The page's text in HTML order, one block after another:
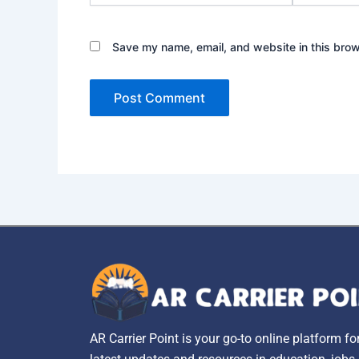
Save my name, email, and website in this
AR Carrier Point is your go-to online platform